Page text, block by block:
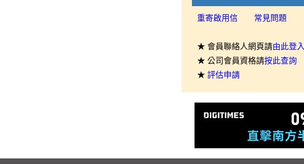
重寄啟用信 常見問題
★ 會員聯絡人網頁請由此登入
★ 公司會員資格請按此查詢
★ 評估申請